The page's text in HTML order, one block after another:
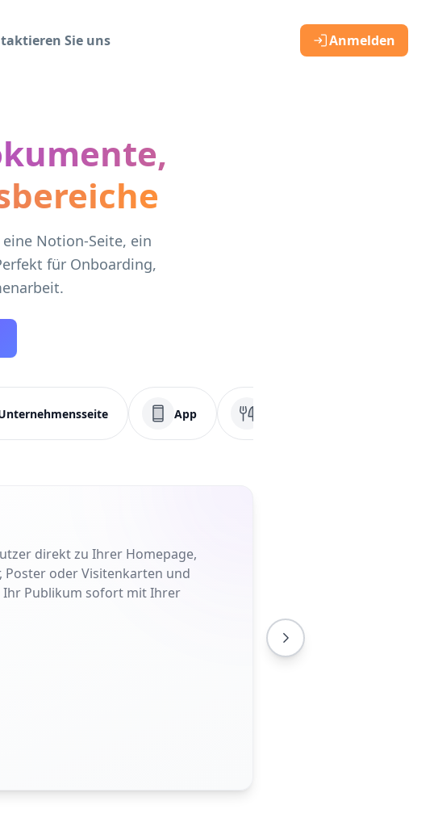
Sie uns Anmelden
Notion-Seite, ein
für Onboarding,
App
direkt zu Ihrer Homepage,
Poster oder Visitenkarten und
Ihr Publikum sofort mit Ihrer